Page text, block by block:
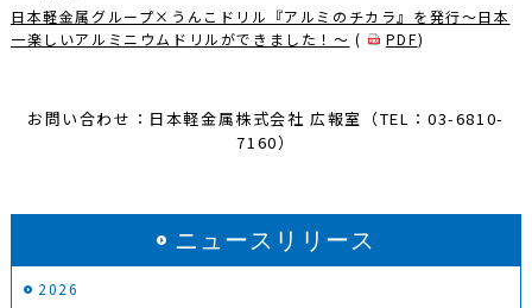
日本軽金属グループ×うんこドリル『アルミのチカラ』を発行～日本
一楽しいアルミニウムドリルができました！～ ( PDF)
お問い合わせ：日本軽金属株式会社 広報室（TEL：03-6810-
7160）
ニュースリリース
2026